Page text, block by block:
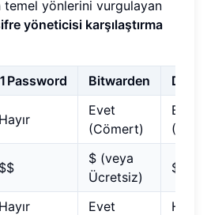
yönlerini vurgulayan
yöneticisi karşılaştırma
1Password Bitwarden
Hayır
Evet
(Cömert)
Evet
$$
$ (veya
Ücretsiz)
$$$
Hayır Evet Hayır